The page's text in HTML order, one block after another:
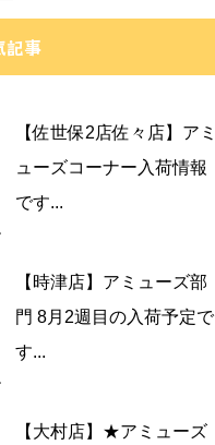
記事
【佐世保2店佐々店】アミ
ューズコーナー入荷情報
です...
【時津店】アミューズ部
門 8月2週目の入荷予定で
す...
【大村店】★アミューズ